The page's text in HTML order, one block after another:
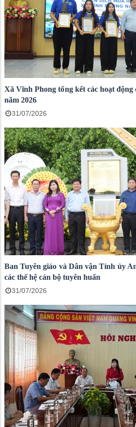
Xã Vĩnh Phong tổng kết các hoạt động
năm 2026
31/07/2026
Ban Tuyên giáo và Dân vận Tỉnh ủy
các thế hệ cán bộ tuyên huấn
31/07/2026